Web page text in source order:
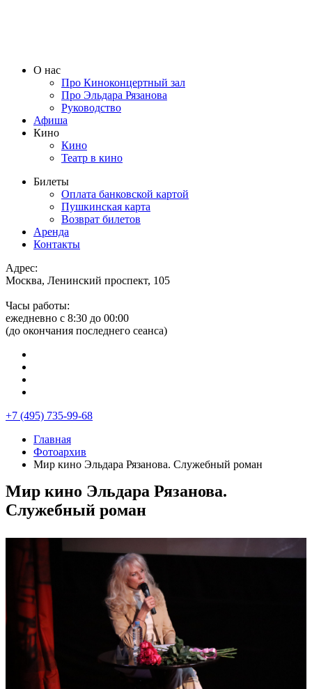
О нас
Про Киноконцертный зал
Про Эльдара Рязанова
Руководство
Афиша
Кино
Кино
Театр в кино
Билеты
Оплата банковской картой
Пушкинская карта
Возврат билетов
Аренда
Контакты
Адрес:
Москва, Ленинский проспект, 105
Часы работы:
ежедневно с 8:30 до 00:00
(до окончания последнего сеанса)
+7 (495) 735-99-68
Главная
Фотоархив
Мир кино Эльдара Рязанова. Служебный роман
Мир кино Эльдара Рязанова.
Служебный роман